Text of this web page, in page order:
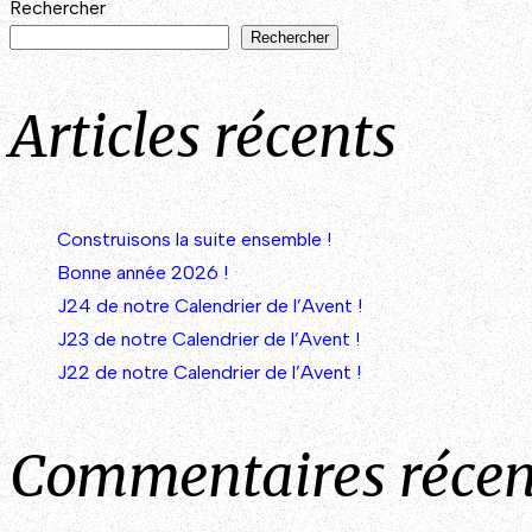
des
articles
Rechercher
Rechercher
Articles récents
Construisons la suite ensemble !
Bonne année 2026 !
J24 de notre Calendrier de l’Avent !
J23 de notre Calendrier de l’Avent !
J22 de notre Calendrier de l’Avent !
Commentaires